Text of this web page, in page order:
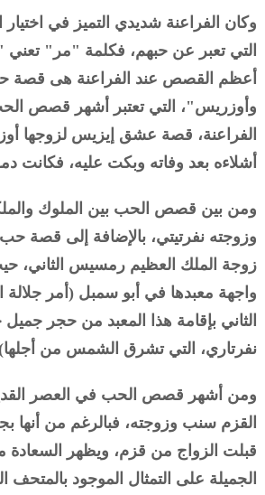
وكان الفراعنة شديدي التميز في اختيار
التي تعبر عن حبهم، فكلمة "مر"
أعظم القصص عند الفراعنة هى
وأوزريس"، التي تعتبر أشهر قصص
الفراعنة، قصة عشق إيزيس لزوجها
أشلاءه بعد وفاته وبكت عليه، فكانت
ومن بين قصص الحب بين الملوك
وزوجته نفرتيتي، بالإضافة إلى قصة حب
زوجة الملك العظيم رمسيس الثاني،
واجهة معبدها في أبو سمبل (أمر
الثاني بإقامة هذا المعبد من حجر جميل
نفرتاري، التي تشرق الشمس من
ومن أشهر قصص الحب في العصر
القزم سنب وزوجته، فبالرغم من أنها
قبلت الزواج من قزم، ويظهر السعادة
الجميلة على التمثال الموجود بالمتحف